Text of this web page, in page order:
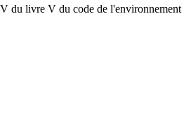
livre V du code de